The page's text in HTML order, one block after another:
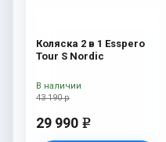
Коляска 2 в 1 Esspero
Tour S Nordic
43 190 р
29 990 e
В наличии